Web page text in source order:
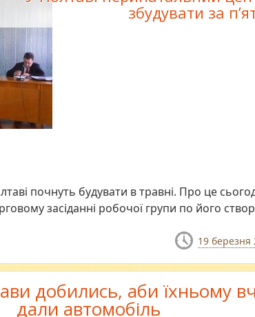
збудувати за
почнуть будувати в травні. Про це
засіданні робочої групи по його
19 березня
добились, аби їхньому
дали автомобіль